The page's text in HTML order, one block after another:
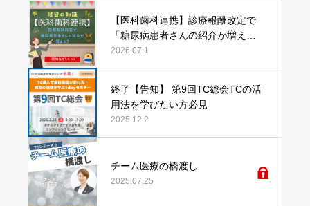
【医科歯科連携】診療報酬改定で
「糖尿病患者さんの紹介が増え
る？」
2026.07.1
終了【告知】 第9回TC総会TCの活
用法を学びたい方必見
2025.12.2
チーム医療の橋渡し
2025.07.25